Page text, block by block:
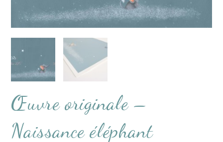
Œuvre originale –
Naissance éléphant